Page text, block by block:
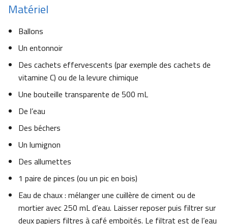
Matériel
Ballons
Un entonnoir
Des cachets effervescents (par exemple des cachets de
vitamine C) ou de la levure chimique
Une bouteille transparente de 500 mL
De l’eau
Des béchers
Un lumignon
Des allumettes
1 paire de pinces (ou un pic en bois)
Eau de chaux : mélanger une cuillère de ciment ou de
mortier avec 250 mL d’eau. Laisser reposer puis filtrer sur
deux papiers filtres à café emboités. Le filtrat est de l’eau